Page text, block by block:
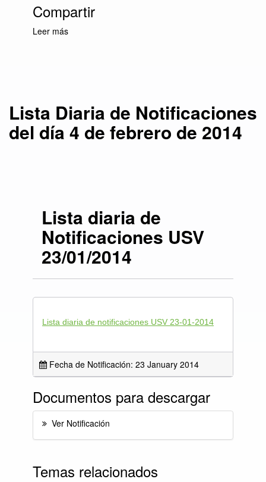
Compartir
Leer más
Lista Diaria de Notificaciones
del día 4 de febrero de 2014
Lista diaria de
Notificaciones USV
23/01/2014
Lista diaria de notificaciones USV 23-01-2014
Fecha de Notificación: 23 January 2014
Documentos para descargar
Ver Notificación
Temas relacionados